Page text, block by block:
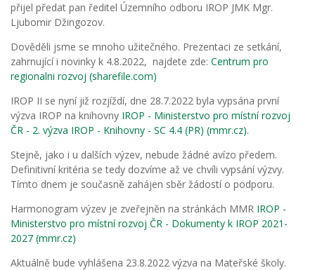
přijel předat pan ředitel Územního odboru IROP JMK Mgr.
Ljubomir Džingozov.
Dověděli jsme se mnoho užitečného. Prezentaci ze setkání,
zahrnující i novinky k 4.8.2022, najdete zde: Centrum pro
regionalni rozvoj (sharefile.com)
IROP II se nyní již rozjíždí, dne 28.7.2022 byla vypsána první
výzva IROP na knihovny IROP - Ministerstvo pro místní rozvoj
ČR - 2. výzva IROP - Knihovny - SC 4.4 (PR) (mmr.cz).
Stejně, jako i u dalších výzev, nebude žádné avízo předem.
Definitivní kritéria se tedy dozvíme až ve chvíli vypsání výzvy.
Tímto dnem je současně zahájen sběr žádostí o podporu.
Harmonogram výzev je zveřejněn na stránkách MMR IROP -
Ministerstvo pro místní rozvoj ČR - Dokumenty k IROP 2021-
2027 (mmr.cz)
Aktuálně bude vyhlášena 23.8.2022 výzva na Mateřské školy.